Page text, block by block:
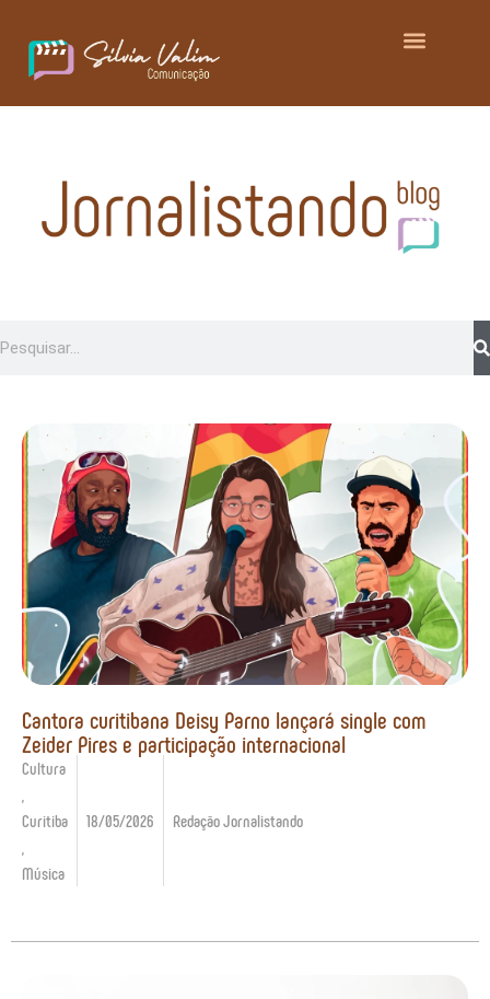
Cantora curitibana Deisy Parno lançará single com
Zeider Pires e participação internacional
Cultura
Curitiba
Música
18/05/2026 Redação Jornalistando